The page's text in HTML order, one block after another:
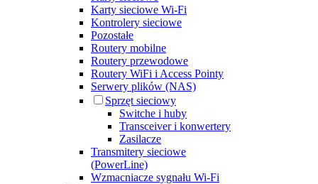
Karty sieciowe Wi-Fi
Kontrolery sieciowe
Pozostałe
Routery mobilne
Routery przewodowe
Routery WiFi i Access Pointy
Serwery plików (NAS)
Sprzęt sieciowy
Switche i huby
Transceiver i konwertery
Zasilacze
Transmitery sieciowe
(PowerLine)
Wzmacniacze sygnału Wi-Fi